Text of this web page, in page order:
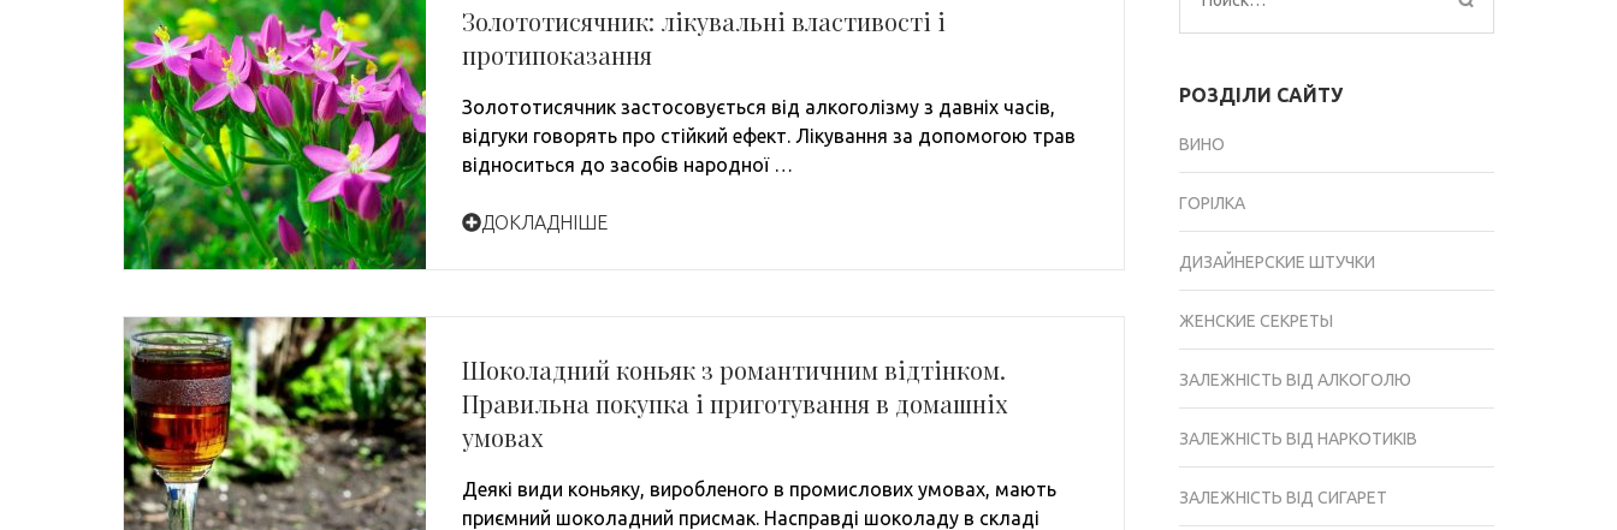
Золототисячник: лікувальні властивості і
протипоказання
Золототисячник застосовується від алкоголізму з давніх часів,
відгуки говорять про стійкий ефект. Лікування за допомогою трав
відноситься до засобів народної …
ДОКЛАДНІШЕ
Шоколадний коньяк з романтичним відтінком.
Правильна покупка і приготування в домашніх
умовах
Деякі види коньяку, виробленого в промислових умовах, мають
приємний шоколадний присмак. Насправді шоколаду в складі
РОЗДІЛИ САЙТУ
ВИНО
ГОРІЛКА
ДИЗАЙНЕРСКИЕ ШТУЧКИ
ЖЕНСКИЕ СЕКРЕТЫ
ЗАЛЕЖНІСТЬ ВІД АЛКОГОЛЮ
ЗАЛЕЖНІСТЬ ВІД НАРКОТИКІВ
ЗАЛЕЖНІСТЬ ВІД СИГАРЕТ